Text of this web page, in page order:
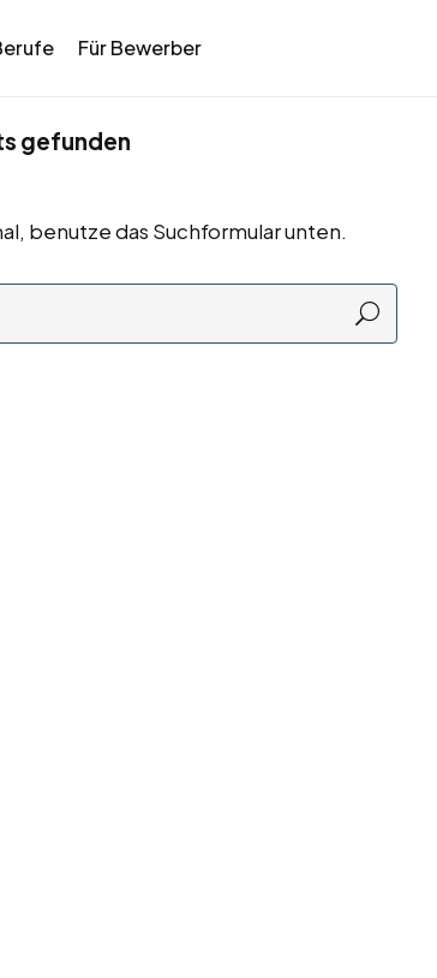
Für Bewerber
gefunden
benutze das Suchformular unten.